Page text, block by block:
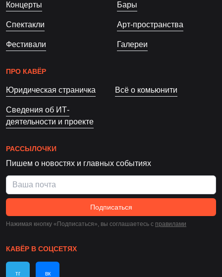
Концерты
Спектакли
Фестивали
Бары
Арт-пространства
Галереи
ПРО КАВЁР
Юридическая страничка Всё о комьюнити
Сведения об ИТ-
деятельности и проекте
РАССЫЛОЧКИ
Пишем о новостях и главных событиях
Подписаться
Нажимая кнопку «Подписаться», вы соглашаетесь c правилами
КАВЁР В СОЦСЕТЯХ
тг вк